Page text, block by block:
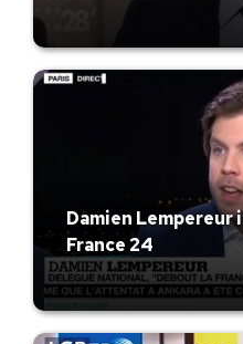
Damien
France 24